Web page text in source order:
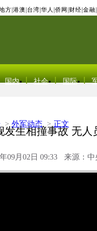
方 港澳 台湾 华人 侨网 财经 金融
国内 社会 国际
> 外军动态 > 正文
发生相撞事故 无人
09月02日 09:33 来源：中